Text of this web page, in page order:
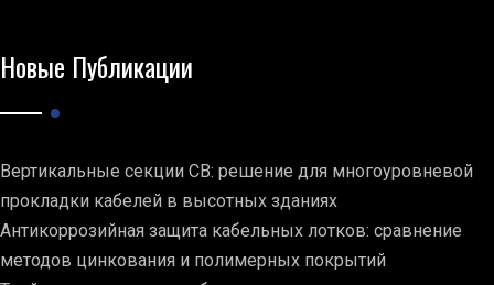
Новые Публикации
Вертикальные секции СВ: решение для многоуровневой
прокладки кабелей в высотных зданиях
Антикоррозийная защита кабельных лотков: сравнение
методов цинкования и полимерных покрытий